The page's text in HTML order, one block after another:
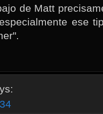
de Matt
ese